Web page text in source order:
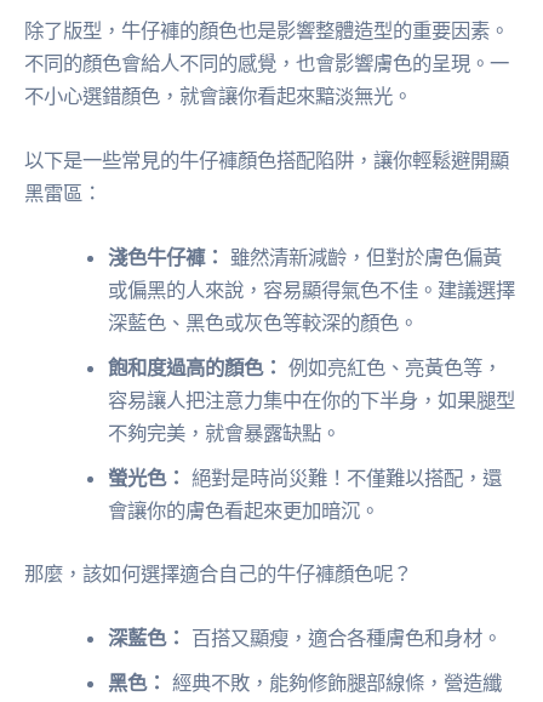
除了版型，牛仔褲的顏色也是影響整體造型的重要因素。
不同的顏色會給人不同的感覺，也會影響膚色的呈現。一
不小心選錯顏色，就會讓你看起來黯淡無光。
以下是一些常見的牛仔褲顏色搭配陷阱，讓你輕鬆避開顯
黑雷區：
淺色牛仔褲： 雖然清新減齡，但對於膚色偏黃
或偏黑的人來說，容易顯得氣色不佳。建議選擇
深藍色、黑色或灰色等較深的顏色。
飽和度過高的顏色： 例如亮紅色、亮黃色等，
容易讓人把注意力集中在你的下半身，如果腿型
不夠完美，就會暴露缺點。
螢光色： 絕對是時尚災難！不僅難以搭配，還
會讓你的膚色看起來更加暗沉。
那麼，該如何選擇適合自己的牛仔褲顏色呢？
深藍色： 百搭又顯瘦，適合各種膚色和身材。
黑色： 經典不敗，能夠修飾腿部線條，營造纖